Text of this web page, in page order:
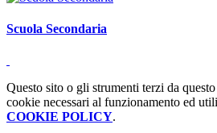
Scuola Secondaria
Questo sito o gli strumenti terzi da
cookie necessari al funzionamento ed
COOKIE POLICY.